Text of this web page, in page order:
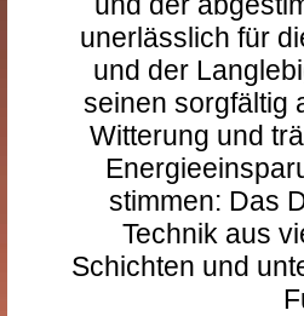
unerlässlich für
und der
seinen sorgfältig
Witterung und
stimmen: Das
Technik aus
Schichten und